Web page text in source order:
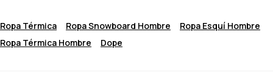
Ropa Térmica Ropa Snowboard Hombre
Ropa Esquí Hombre
Ropa Térmica Hombre
Dope